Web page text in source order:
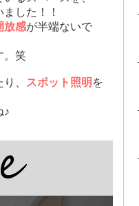
した！！
放感が半端ないで
。笑
、 スポット照明 を
♪